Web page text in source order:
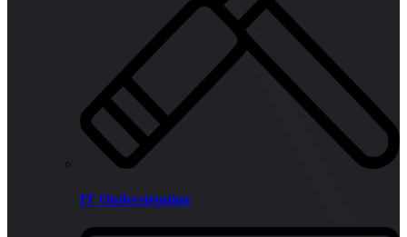
IT Ondersteuning